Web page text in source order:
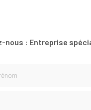
nous : Entreprise